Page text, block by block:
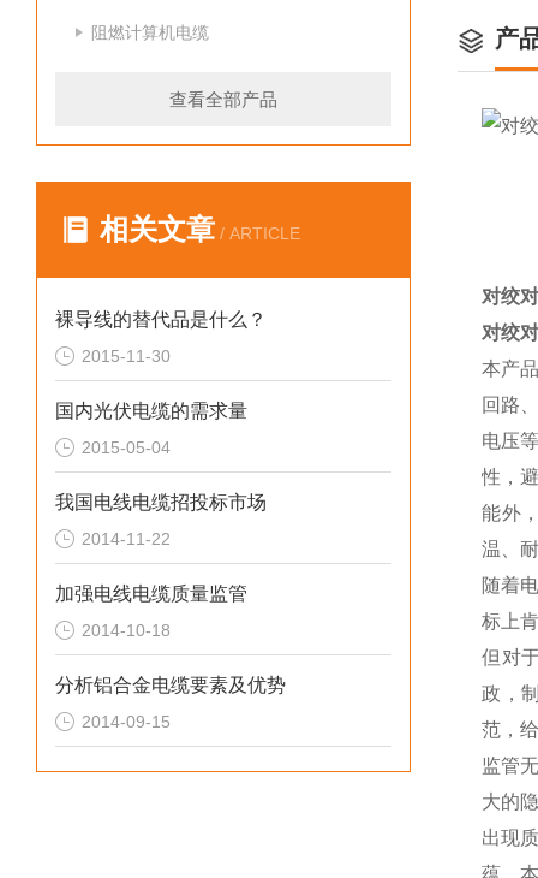
阻燃计算机电缆
查看全部产品
相关文章 / ARTICLE
裸导线的替代品是什么？
2015-11-30
国内光伏电缆的需求量
2015-05-04
我国电线电缆招投标市场
2014-11-22
加强电线电缆质量监管
2014-10-18
分析铝合金电缆要素及优势
2014-09-15
产
对绞
对绞
本产
回路
电压
性，
能外
温、
随着
标上
但对
政，
范，
监管
大的
出现
蕴、